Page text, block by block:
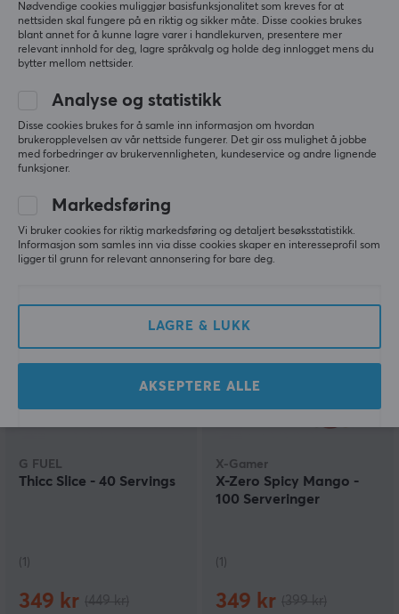
X-Gamer
X-Zero Masters of the
Universe Havoc Red
(0)
299 kr (399 kr)
X-Gamer
X-Zero Kiwi Banana -
(0)
399 kr
G FUEL
Thicc Slice - 40 Servings
(1)
349 kr
X-Gamer
X-Zero Spicy Mango -
100 Serveringer
(1)
349 kr
Nødvendige cookies muliggjør basisfunksjonalitet som kreves for at
nettsiden skal fungere på en riktig og sikker måte. Disse cookies brukes
blant annet for å kunne lagre varer i handlekurven, presentere mer
relevant innhold for deg, lagre språkvalg og holde deg innlogget mens du
bytter mellom nettsider.
Analyse og statistikk
Disse cookies brukes for å samle inn informasjon om hvordan
brukeropplevelsen av vår nettside fungerer. Det gir oss mulighet å jobbe
med forbedringer av brukervennligheten, kundeservice og andre lignende
funksjoner.
Markedsføring
Vi bruker cookies for riktig markedsføring og detaljert besøksstatistikk.
Informasjon som samles inn via disse cookies skaper en interesseprofil som
ligger til grunn for relevant annonsering for bare deg.
LAGRE & LUKK
AKSEPTERE ALLE